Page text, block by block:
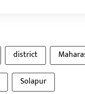
district
Solapur